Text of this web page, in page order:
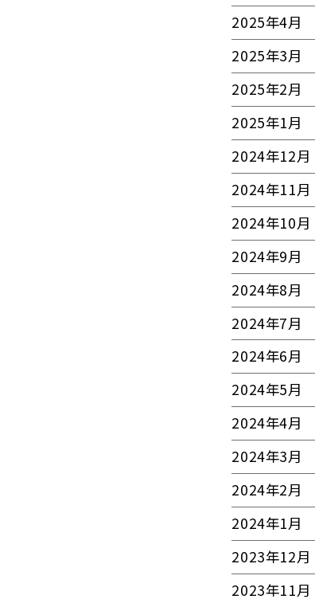
2025年4月
2025年3月
2025年2月
2025年1月
2024年12月
2024年11月
2024年10月
2024年9月
2024年8月
2024年7月
2024年6月
2024年5月
2024年4月
2024年3月
2024年2月
2024年1月
2023年12月
2023年11月